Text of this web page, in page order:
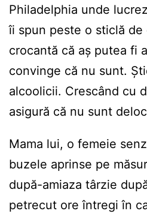
Philadelphia unde
îi spun peste o sticlă de
crocantă că aș putea fi
convinge că nu sunt.
alcoolicii. Crescând cu
asigură că nu sunt
Mama lui, o femeie
buzele aprinse pe
după-amiaza târzie
petrecut ore întregi în